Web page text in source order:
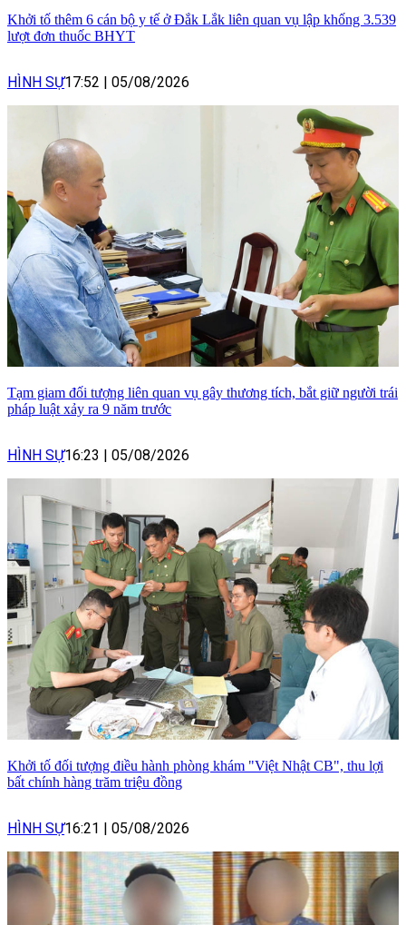
Khởi tố thêm 6 cán bộ y tế ở Đắk Lắk liên quan vụ lập khống 3.539
lượt đơn thuốc BHYT
HÌNH SỰ17:52 05/08/2026
Tạm giam đối tượng liên quan vụ gây thương tích, bắt giữ người trái
pháp luật xảy ra 9 năm trước
HÌNH SỰ16:23 05/08/2026
Khởi tố đối tượng điều hành phòng khám "Việt Nhật CB", thu lợi
bất chính hàng trăm triệu đồng
HÌNH SỰ16:21 05/08/2026